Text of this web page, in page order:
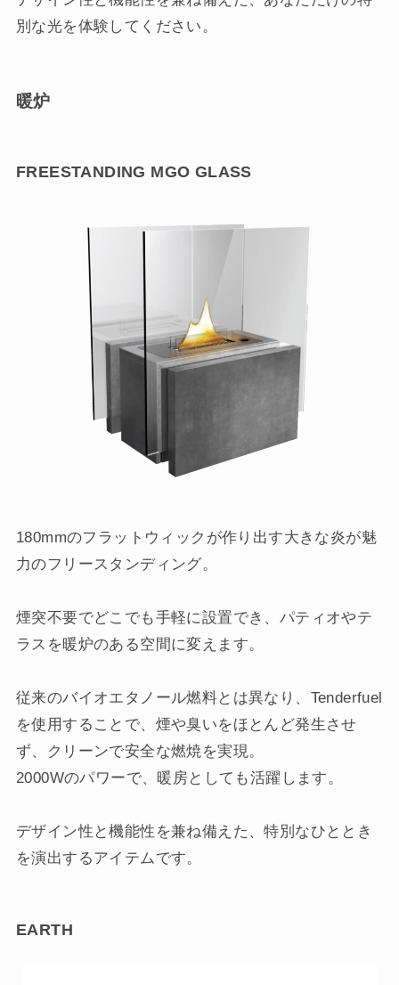
別な光を体験してください。
暖炉
FREESTANDING MGO GLASS
180mmのフラットウィックが作り出す大きな炎が魅
力のフリースタンディング。
煙突不要でどこでも手軽に設置でき、パティオやテ
ラスを暖炉のある空間に変えます。
従来のバイオエタノール燃料とは異なり、Tenderfuel
を使用することで、煙や臭いをほとんど発生させ
ず、クリーンで安全な燃焼を実現。
2000Wのパワーで、暖房としても活躍します。
デザイン性と機能性を兼ね備えた、特別なひととき
を演出するアイテムです。
EARTH